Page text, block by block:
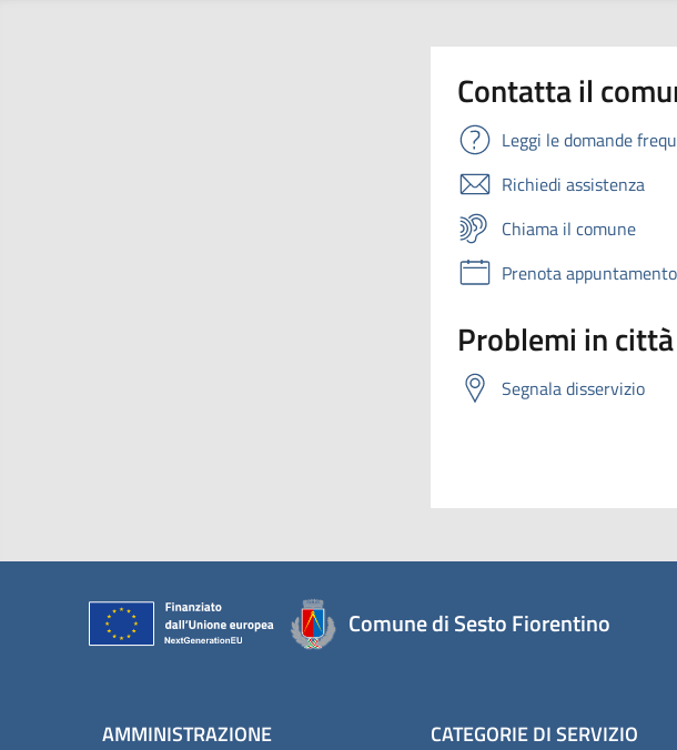
Contatta il
Leggi le domande
Richiedi assistenza
Chiama il comune
Prenota appuntamento
Problemi in città
Segnala disservizio
Comune di Sesto Fiorentino
AMMINISTRAZIONE CATEGORIE DI SERVIZIO